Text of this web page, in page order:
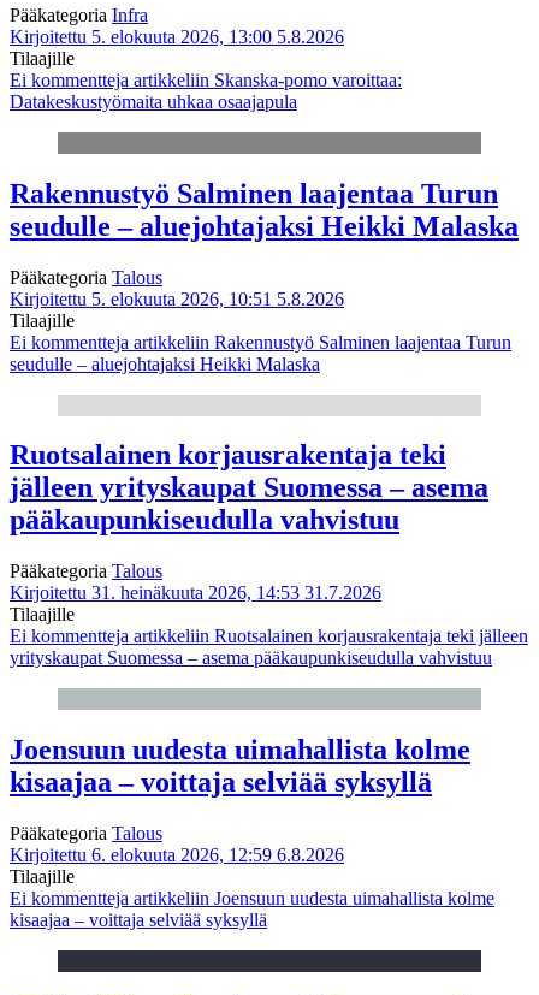
Pääkategoria Infra
Kirjoitettu 5. elokuuta 2026, 13:00 5.8.2026
Tilaajille
Ei kommentteja artikkeliin Skanska-pomo varoittaa:
Datakeskustyömaita uhkaa osaajapula
Rakennustyö Salminen laajentaa Turun
seudulle – aluejohtajaksi Heikki Malaska
Pääkategoria Talous
Kirjoitettu 5. elokuuta 2026, 10:51 5.8.2026
Tilaajille
Ei kommentteja artikkeliin Rakennustyö Salminen laajentaa Turun
seudulle – aluejohtajaksi Heikki Malaska
Ruotsalainen korjausrakentaja teki
jälleen yrityskaupat Suomessa – asema
pääkaupunkiseudulla vahvistuu
Pääkategoria Talous
Kirjoitettu 31. heinäkuuta 2026, 14:53 31.7.2026
Tilaajille
Ei kommentteja artikkeliin Ruotsalainen korjausrakentaja teki jälleen
yrityskaupat Suomessa – asema pääkaupunkiseudulla vahvistuu
Joensuun uudesta uimahallista kolme
kisaajaa – voittaja selviää syksyllä
Pääkategoria Talous
Kirjoitettu 6. elokuuta 2026, 12:59 6.8.2026
Tilaajille
Ei kommentteja artikkeliin Joensuun uudesta uimahallista kolme
kisaajaa – voittaja selviää syksyllä